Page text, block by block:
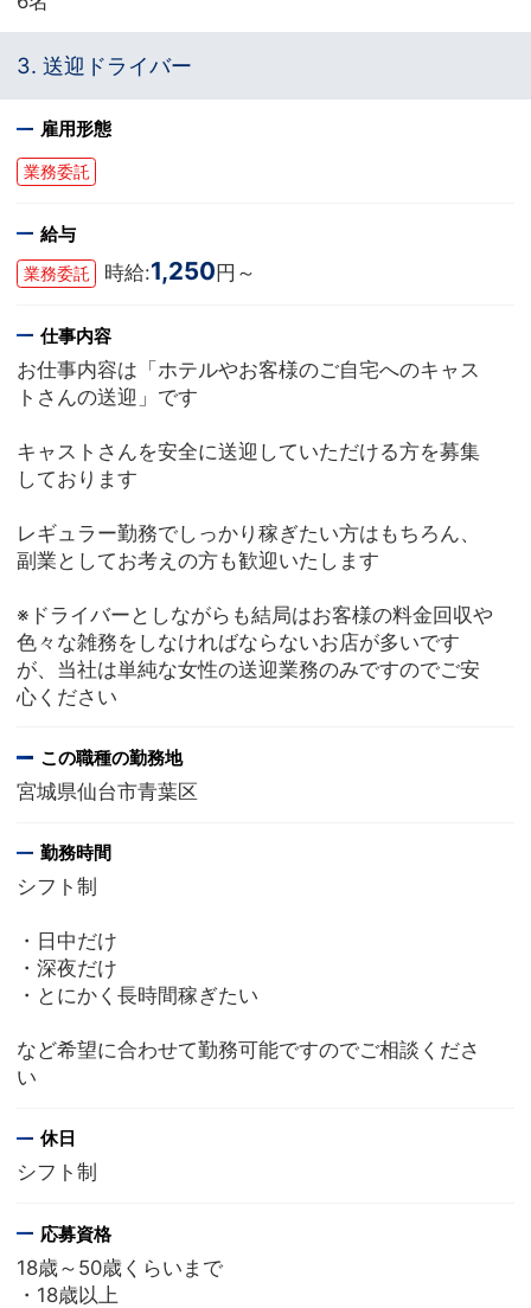
3. 送迎ドライバー
雇用形態
業務委託
給与
業務委託 時給:1,250円～
仕事内容
お仕事内容は「ホテルやお客様のご自宅へのキャス
トさんの送迎」です
キャストさんを安全に送迎していただける方を募集
しております
レギュラー勤務でしっかり稼ぎたい方はもちろん、
副業としてお考えの方も歓迎いたします
※ドライバーとしながらも結局はお客様の料金回収や
色々な雑務をしなければならないお店が多いです
が、当社は単純な女性の送迎業務のみですのでご安
心ください
この職種の勤務地
宮城県仙台市青葉区
勤務時間
シフト制
・日中だけ
・深夜だけ
・とにかく長時間稼ぎたい
など希望に合わせて勤務可能ですのでご相談くださ
い
休日
シフト制
応募資格
18歳～50歳くらいまで
・18歳以上